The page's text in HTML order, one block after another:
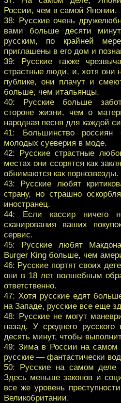
России, чем в самой Японии.
38: Русские очень
вами больше десяти
русским, по крайней
приглашены в его дом и
39: Русские также
страстные люди, и, хотя они
публике, они плачут и
больше, чем итальянцы.
40: Русские больше
стороне жизни, чем о
народная песня для каждой
41: Большинство
молодых суеверия в моде.
42: Русские страстные
местах они ссорятся как
обнимаются как порнозвезды.
43: Русские любят
страну, но страшно
иностранец.
44: Если кассир ничего
сканирования ваших
сервис.
45: Русские любят
Burger King больше, чем
46: Русские портят своих
они в 18 лет волшебным
ответственно.
47: Хотя русские едят
на Западе, русские все еще
48: Русские не могут
назад. У среднего русского
десять минут, чтобы
49: Зима в России на самом
русские — фантастически
50: Русские на самом деле
Здесь меньше законов и
все же уровень
Великобритании.